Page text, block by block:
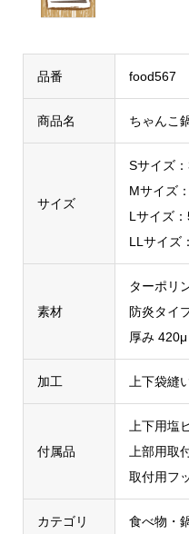
品番 food567
商品名 ちゃんこ
サイズ
Sサイズ
Mサイズ
Lサイズ
LLサイズ
素材
ターポリ
防炎タイ
厚み 420μ
加工 上下袋縫
付属品
上下用塩
上部用取
取付用フ
カテゴリ 食べ物・